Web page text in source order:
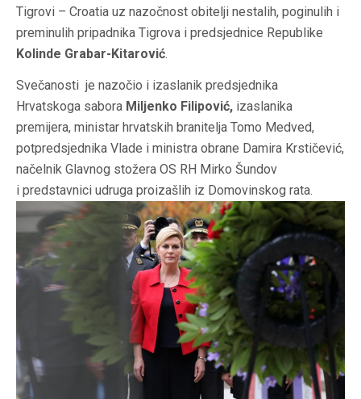
Tigrovi – Croatia uz nazočnost obitelji nestalih, poginulih i
preminulih pripadnika Tigrova i predsjednice Republike
Kolinde Grabar-Kitarović.
Svečanosti je nazočio i izaslanik predsjednika
Hrvatskoga sabora Miljenko Filipović, izaslanika
premijera, ministar hrvatskih branitelja Tomo Medved,
potpredsjednika Vlade i ministra obrane Damira Krstičević,
načelnik Glavnog stožera OS RH Mirko Šundov
i predstavnici udruga proizašlih iz Domovinskog rata.